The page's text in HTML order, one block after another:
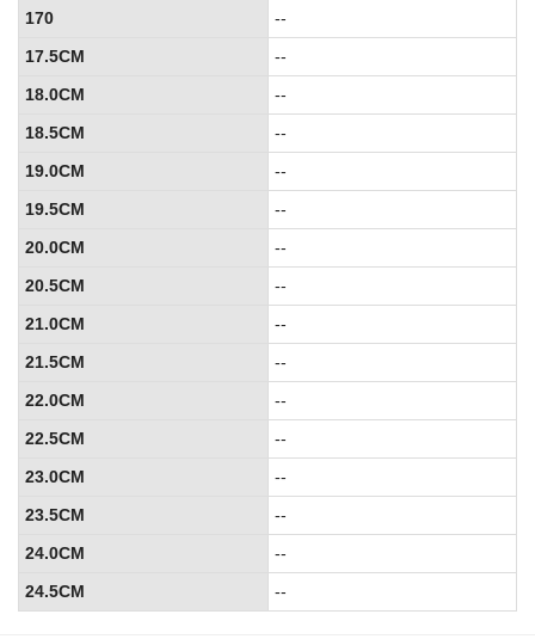
170
--
17.5CM
--
18.0CM
--
18.5CM
--
19.0CM
--
19.5CM
--
20.0CM
--
20.5CM
--
21.0CM
--
21.5CM
--
22.0CM
--
22.5CM
--
23.0CM
--
23.5CM
--
24.0CM
--
24.5CM
--